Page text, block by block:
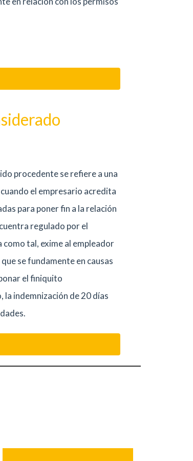
procedente se refiere a una
el empresario acredita
para poner fin a la relación
regulado por el
tal, exime al empleador
se fundamente en causas
el finiquito
la indemnización de 20 días